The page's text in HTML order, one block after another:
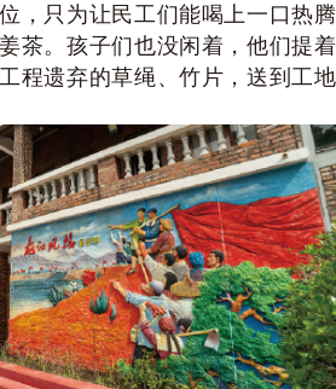
，只为让民工们能喝上一口热腾
茶。孩子们也没闲着，他们提着
程遗弃的草绳、竹片，送到工地